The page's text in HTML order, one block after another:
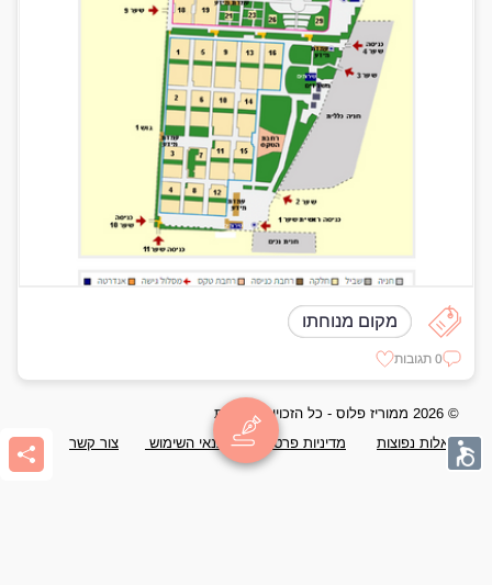
מקום מנוחתו
0 תגובות
© 2026 ממוריז פלוס - כל הזכויות שמורות
שאלות נפוצות
מדיניות פרטיות תנאי השימוש צור קשר